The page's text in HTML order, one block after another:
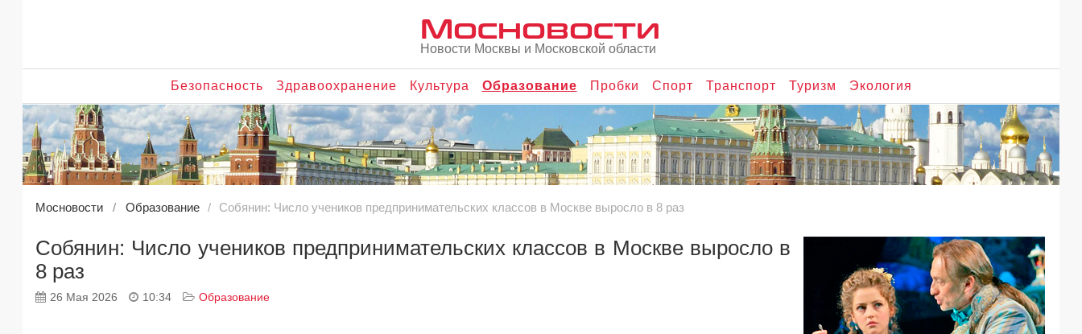
Мосновости
Новости Москвы и Московской области
Безопасность Здравоохранение Культура Образование Пробки Спорт Транспорт Туризм Экология
Мосновости Образование Собянин: Число учеников предпринимательских классов в Москве выросло в 8 раз
Собянин: Число учеников предпринимательских классов в Москве выросло в
8 раз
26 Мая 2026 10:34 Образование